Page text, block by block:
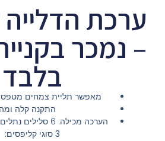
ערכת
– נמכר
בלבד
מאפשר תליית צמחים
התקנה קלה
הערכה מכילה: 6 סלילים נתלים, 25 מטר אורך חוט.
3 סוגי קליפסים: